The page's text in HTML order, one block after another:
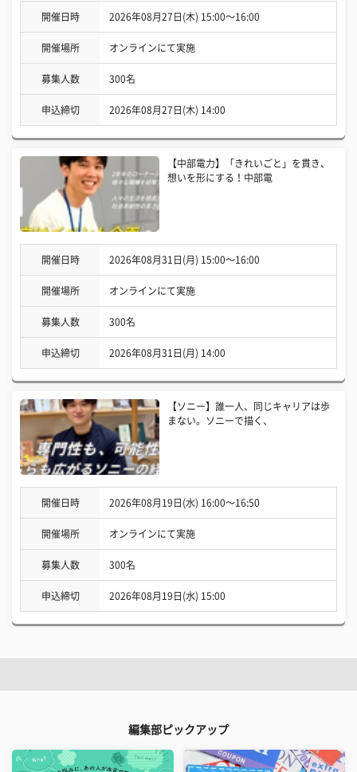
開催日時 2026年08月27日(木) 15:00〜16:00
開催場所 オンラインにて実施
募集人数 300名
申込締切 2026年08月27日(木) 14:00
【中部電力】「きれいごと」を貫き、
想いを形にする！中部電
開催日時 2026年08月31日(月) 15:00〜16:00
開催場所 オンラインにて実施
募集人数 300名
申込締切 2026年08月31日(月) 14:00
【ソニー】誰一人、同じキャリアは歩
まない。ソニーで描く、
開催日時 2026年08月19日(水) 16:00〜16:50
開催場所 オンラインにて実施
募集人数 300名
申込締切 2026年08月19日(水) 15:00
編集部ピックアップ